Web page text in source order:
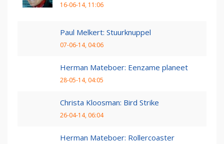
16-06-14, 11:06
Paul Melkert: Stuurknuppel
07-06-14, 04:06
Herman Mateboer: Eenzame planeet
28-05-14, 04:05
Christa Kloosman: Bird Strike
26-04-14, 06:04
Herman Mateboer: Rollercoaster